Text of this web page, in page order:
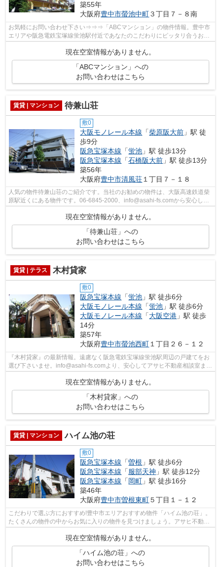
築55年
大阪府豊中市螢池中町３丁目７－８南
お気軽にお問い合わせ下さい⇒⇒⇒「ABCマンション」の物件情報。豊中市
エリアや阪急電鉄宝塚線蛍池駅付近であなたのこだわりにピッタリ合うお部
屋を探しませんか。弊社が全力でサポート...
現在空室情報がありません。
「ABCマンション」への
お問い合わせはこちら
賃貸 | マンション 待兼山荘
敷0
大阪モノレール本線 「柴原阪大前 」駅 徒
歩9分
阪急宝塚本線 「蛍池 」駅 徒歩13分
阪急宝塚本線 「石橋阪大前 」駅 徒歩13分
築56年
大阪府豊中市清風荘 １丁目７－１８
人気の物件待兼山荘のご紹介です。当社のお勧めの物件は、大阪高速鉄道柴
原駅近くにある物件です。06-6845-2000、info@asahi-fs.comから安心して
現在空室情報がありません。
「待兼山荘」への
お問い合わせはこちら
賃貸 | テラス 木村貸家
敷0
阪急宝塚本線 「蛍池 」駅 徒歩6分
大阪モノレール本線 「蛍池 」駅 徒歩6分
大阪モノレール本線 「大阪空港 」駅 徒歩
14分
築57年
大阪府豊中市螢池西町 １丁目２６－１２
『木村貸家』の最新情報。遠慮なく阪急電鉄宝塚線蛍池駅周辺の戸建てをお
選び下さいませ。info@asahi-fs.comより、安心してアサヒ不動産相談室まで
現在空室情報がありません。
「木村貸家」への
お問い合わせはこちら
賃貸 | マンション ハイム池の荘
敷0
阪急宝塚本線 「曽根 」駅 徒歩6分
阪急宝塚本線 「服部天神 」駅 徒歩12分
阪急宝塚本線 「岡町 」駅 徒歩16分
築46年
大阪府豊中市曽根東町５丁目１－１２
こだわりで選ぶ方におすすめ!豊中市エリアおすすめ物件「ハイム池の荘」。
たくさんの物件の中からお気に入りの物件を見つけましょう。アサヒ不動産
相談室スタッフ一同懸命にお手伝い致...
現在空室情報がありません。
「ハイム池の荘」への
お問い合わせはこちら